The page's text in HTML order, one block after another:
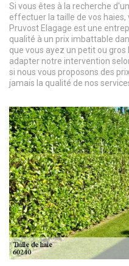
Si vous êtes à la recherche
effectuer la taille de vos haies,
Pruvost Elagage est une
qualité à un prix imbattable
que vous ayez un petit ou
adapter notre intervention
si nous vous proposons des
jamais la qualité de nos